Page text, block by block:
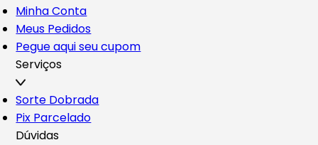
Minha Conta
Meus Pedidos
Pegue aqui seu cupom
Serviços
Sorte Dobrada
Pix Parcelado
Dúvidas